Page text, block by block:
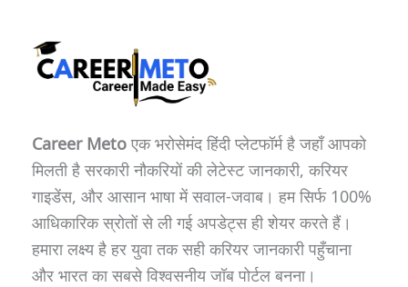
Career Metoएक भरोसेमंद हिंदी प्लेटफॉर्म है जहाँ आपको
मिलती है सरकारी नौकरियों की लेटेस्ट जानकारी, करियर
गाइडेंस, और आसान भाषा में सवाल-जवाब। हम सिर्फ 100%
आधिकारिक स्रोतों से ली गई अपडेट्स ही शेयर करते हैं।
हमारा लक्ष्य है हर युवा तक सही करियर जानकारी पहुँचाना
और भारत का सबसे विश्वसनीय जॉब पोर्टल बनना।